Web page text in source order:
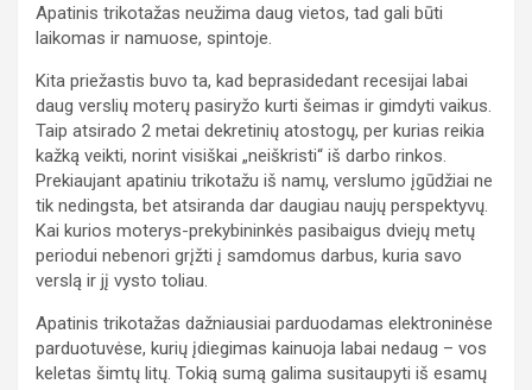
Apatinis trikotažas neužima daug vietos, tad gali būti
laikomas ir namuose, spintoje.
Kita priežastis buvo ta, kad beprasidedant recesijai labai
daug verslių moterų pasiryžo kurti šeimas ir gimdyti vaikus.
Taip atsirado 2 metai dekretinių atostogų, per kurias reikia
kažką veikti, norint visiškai „neiškristi“ iš darbo rinkos.
Prekiaujant apatiniu trikotažu iš namų, verslumo įgūdžiai ne
tik nedingsta, bet atsiranda dar daugiau naujų perspektyvų.
Kai kurios moterys-prekybininkės pasibaigus dviejų metų
periodui nebenori grįžti į samdomus darbus, kuria savo
verslą ir jį vysto toliau.
Apatinis trikotažas dažniausiai parduodamas elektroninėse
parduotuvėse, kurių įdiegimas kainuoja labai nedaug – vos
keletas šimtų litų. Tokią sumą galima susitaupyti iš esamų